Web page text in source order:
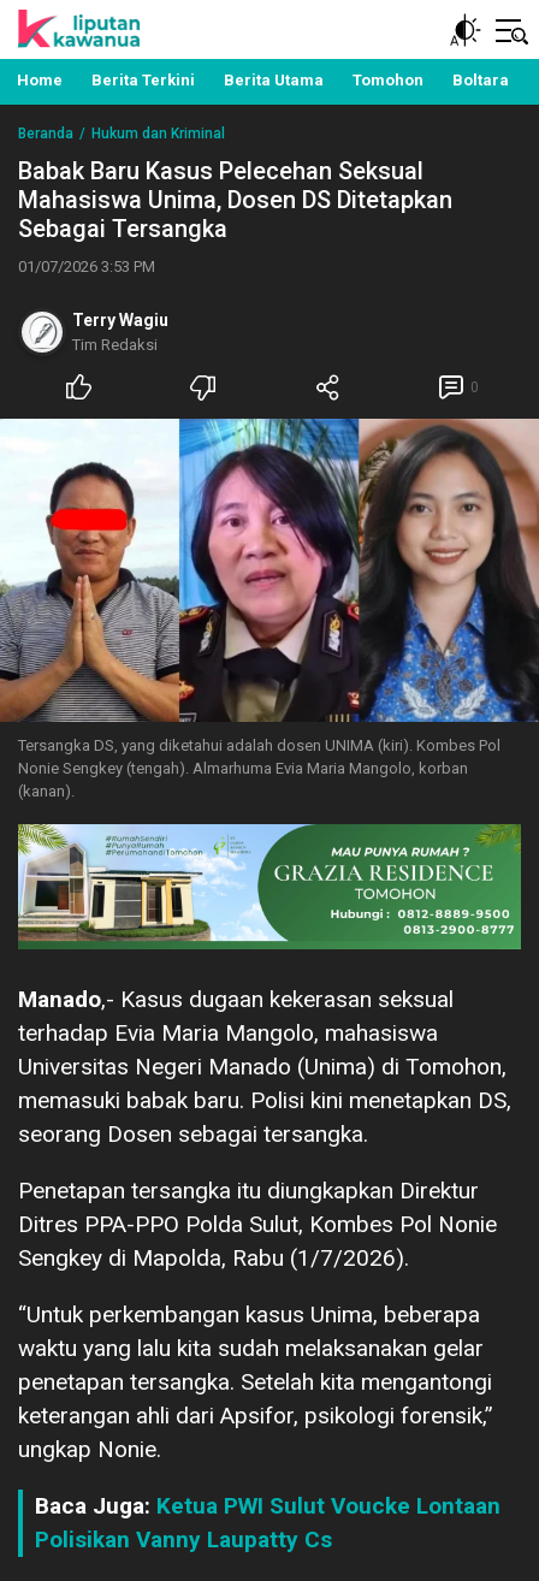
Liputan Kawanua
Berita Manado, Sulawesi Utara, Kawanua, Politik,
Pemerintahan, Hukum Kriminal dan Nasional
Home Berita Terkini Berita Utama Tomohon Boltara
Beranda Hukum dan Kriminal
Babak Baru Kasus Pelecehan Seksual
Mahasiswa Unima, Dosen DS Ditetapkan
Sebagai Tersangka
01/07/2026 3:53 PM
Terry Wagiu
Tim Redaksi
0
Tersangka DS, yang diketahui adalah dosen UNIMA (kiri). Kombes Pol
Nonie Sengkey (tengah). Almarhuma Evia Maria Mangolo, korban
(kanan).
Manado,- Kasus dugaan kekerasan seksual
terhadap Evia Maria Mangolo, mahasiswa
Universitas Negeri Manado (Unima) di Tomohon,
memasuki babak baru. Polisi kini menetapkan DS,
seorang Dosen sebagai tersangka.
Penetapan tersangka itu diungkapkan Direktur
Ditres PPA-PPO Polda Sulut, Kombes Pol Nonie
Sengkey di Mapolda, Rabu (1/7/2026).
“Untuk perkembangan kasus Unima, beberapa
waktu yang lalu kita sudah melaksanakan gelar
penetapan tersangka. Setelah kita mengantongi
keterangan ahli dari Apsifor, psikologi forensik,”
ungkap Nonie.
Baca Juga: Ketua PWI Sulut Voucke Lontaan
Polisikan Vanny Laupatty Cs